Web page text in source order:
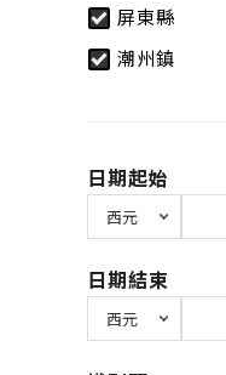
屏東縣
潮州鎮
日期起始
日期結束